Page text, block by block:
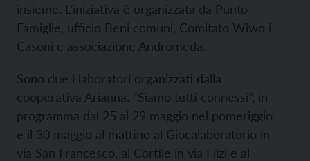
insieme. L’iniziativa è organizzata da Punto
Famiglie, ufficio Beni comuni, Comitato Wiwo i
Casoni e associazione Andromeda.
Sono due i laboratori organizzati dalla
cooperativa Arianna. “Siamo tutti connessi”, in
programma dal 25 al 29 maggio nel pomeriggio
e il 30 maggio al mattino al Giocalaboratorio in
via San Francesco, al Cortile in via Filzi e al